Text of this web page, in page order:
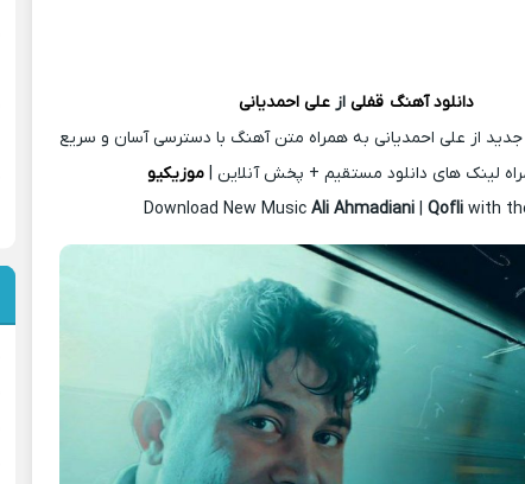
دانلود آهنگ قفلی ازعلی احمدیانی
از علی احمدیانی به همراه متن آهنگ با دسترسی آسان و سریع
لینک های دانلود مستقیم + پخش آنلاین |موزیکیو
Download New Music Ali Ahmadiani| Qofli with